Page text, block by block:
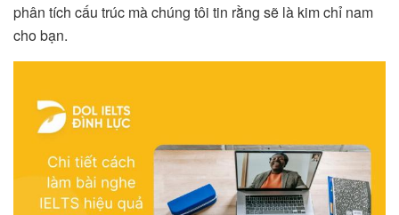
phân tích cấu trúc mà chúng tôi tin rằng sẽ là kim chỉ nam
cho bạn.